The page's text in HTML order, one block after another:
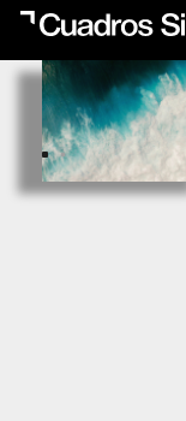
Obra Pictórica
Obra Gráfica